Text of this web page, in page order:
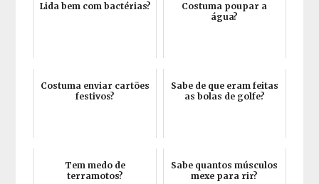
Lida bem com bactérias?
Costuma poupar a
água?
Costuma enviar cartões
festivos?
Sabe de que eram feitas
as bolas de golfe?
Tem medo de
terramotos?
Sabe quantos músculos
mexe para rir?